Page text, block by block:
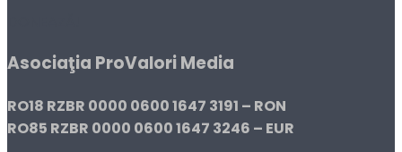
Asociaţia ProValori Media
RO18 RZBR 0000 0600 1647 3191 – RON
RO85 RZBR 0000 0600 1647 3246 – EUR